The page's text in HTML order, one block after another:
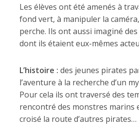
Les élèves ont été amenés à
fond vert, à manipuler la
perche. Ils ont aussi imaginé
dont ils étaient eux-mêmes
L’histoire : des jeunes pirates
l’aventure à la recherche d’un
Pour cela ils ont traversé des
rencontré des monstres marins
croisé la route d’autres pirates…